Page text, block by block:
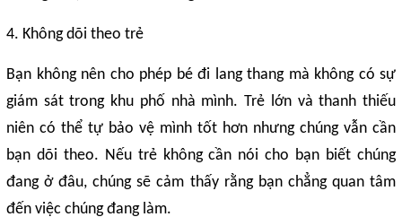
4. Không dõi theo trẻ
Bạn không nên cho phép bé đi lang thang mà không có sự
giám sát trong khu phố nhà mình. Trẻ lớn và thanh thiếu
niên có thể tự bảo vệ mình tốt hơn nhưng chúng vẫn cần
bạn dõi theo. Nếu trẻ không cần nói cho bạn biết chúng
đang ở đâu, chúng sẽ cảm thấy rằng bạn chẳng quan tâm
đến việc chúng đang làm.